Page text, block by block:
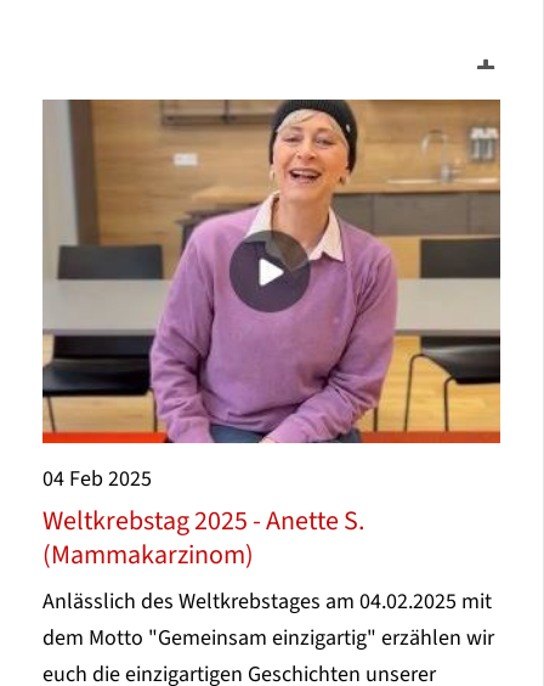
04 Feb2025
Weltkrebstag 2025 - Anette S.
(Mammakarzinom)
Anlässlich des Weltkrebstages am 04.02.2025 mit
dem Motto "Gemeinsam einzigartig" erzählen wir
euch die einzigartigen Geschichten unserer